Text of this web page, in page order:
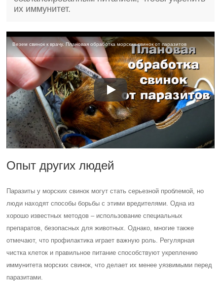
их иммунитет.
Везем свинок к врачу. Плановая обработка морских свинок от паразитов
Опыт других людей
Паразиты у морских свинок могут стать серьезной проблемой, но
люди находят способы борьбы с этими вредителями. Одна из
хорошо известных методов – использование специальных
препаратов, безопасных для животных. Однако, многие также
отмечают, что профилактика играет важную роль. Регулярная
чистка клеток и правильное питание способствуют укреплению
иммунитета морских свинок, что делает их менее уязвимыми перед
паразитами.